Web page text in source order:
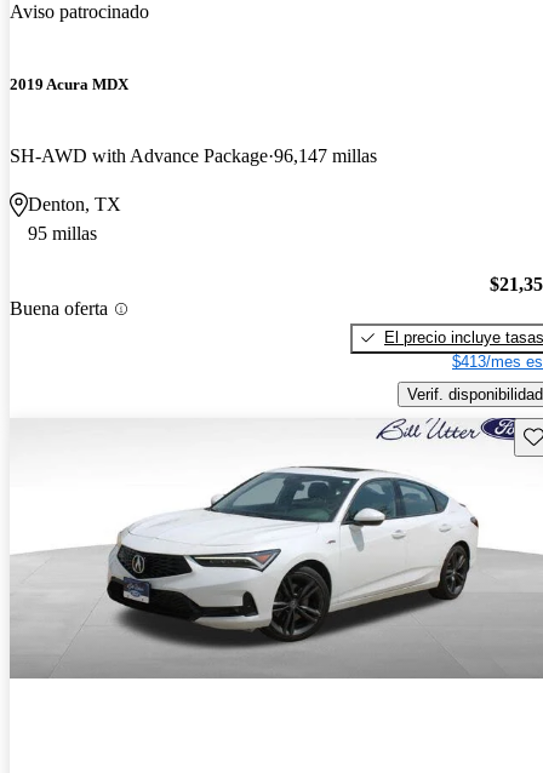
Aviso patrocinado
2019 Acura MDX
SH-AWD with Advance Package 96,147 millas
Denton, TX
95 millas
Buena oferta
El precio incluye tasas
$413/mes
Verif. disponibilidad